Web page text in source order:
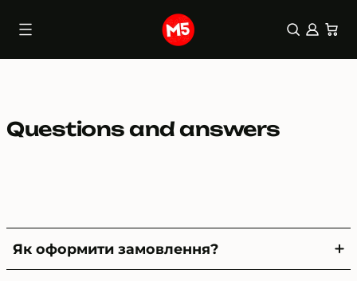
(0)
0 items
Questions and answers
Як оформити замовлення?